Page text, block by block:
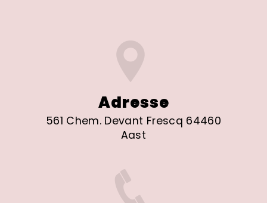
Adresse
561 Chem. Devant Frescq 64460
Aast